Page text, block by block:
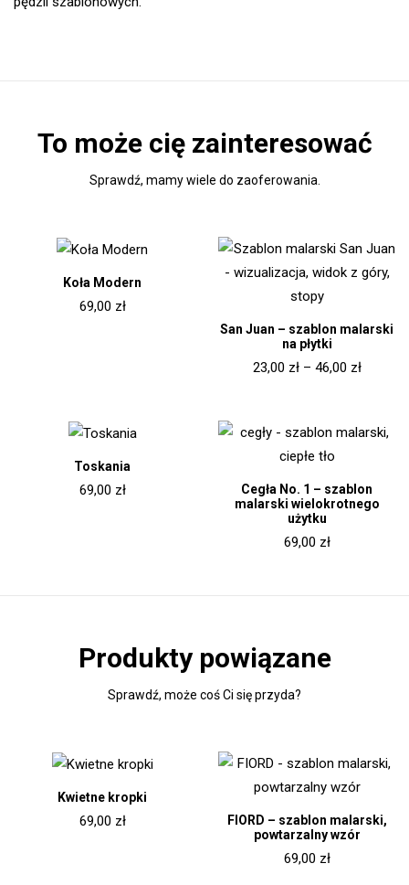
To może cię zainteresować
Sprawdź, mamy wiele do zaoferowania.
Koła Modern
69,00 zł
San Juan – szablon malarski
na płytki
23,00 zł – 46,00 zł
Toskania
69,00 zł
Cegła No. 1 – szablon
malarski wielokrotnego
użytku
69,00 zł
Produkty powiązane
Sprawdź, może coś Ci się przyda?
Kwietne kropki
69,00 zł
FIORD – szablon malarski,
powtarzalny wzór
69,00 zł